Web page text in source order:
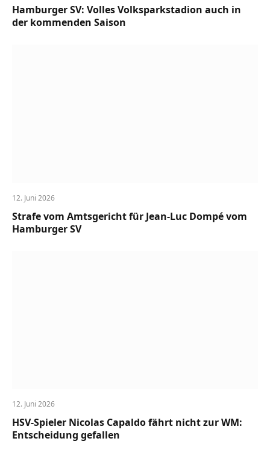
Hamburger SV: Volles Volksparkstadion auch in
der kommenden Saison
12. Juni 2026
Strafe vom Amtsgericht für Jean-Luc Dompé vom
Hamburger SV
12. Juni 2026
HSV-Spieler Nicolas Capaldo fährt nicht zur WM:
Entscheidung gefallen